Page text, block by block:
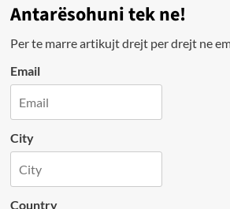
Antarësohuni tek ne!
Per te marre artikujt drejt per drejt ne
Email
City
Country